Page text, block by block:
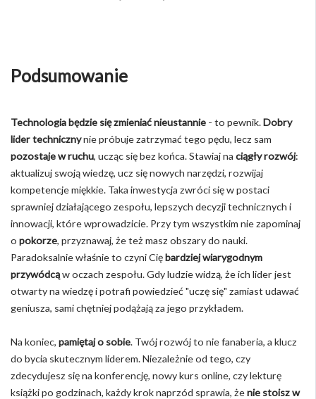
Podsumowanie
Technologia będzie się zmieniać nieustannie - to pewnik.Dobry
lider technicznynie próbuje zatrzymać tego pędu, lecz sam
pozostaje w ruchu, ucząc się bez końca. Stawiaj na ciągły rozwój:
aktualizuj swoją wiedzę, ucz się nowych narzędzi, rozwijaj
kompetencje miękkie. Taka inwestycja zwróci się w postaci
sprawniej działającego zespołu, lepszych decyzji technicznych i
innowacji, które wprowadzicie. Przy tym wszystkim nie zapominaj
o pokorze, przyznawaj, że też masz obszary do nauki.
Paradoksalnie właśnie to czyni Ciębardziej wiarygodnym
przywódcąw oczach zespołu. Gdy ludzie widzą, że ich lider jest
otwarty na wiedzę i potrafi powiedzieć "uczę się" zamiast udawać
geniusza, sami chętniej podążają za jego przykładem.
Na koniec, pamiętaj o sobie. Twój rozwój to nie fanaberia, a klucz
do bycia skutecznym liderem. Niezależnie od tego, czy
zdecydujesz się na konferencję, nowy kurs online, czy lekturę
książki po godzinach, każdy krok naprzód sprawia, żenie stoisz w